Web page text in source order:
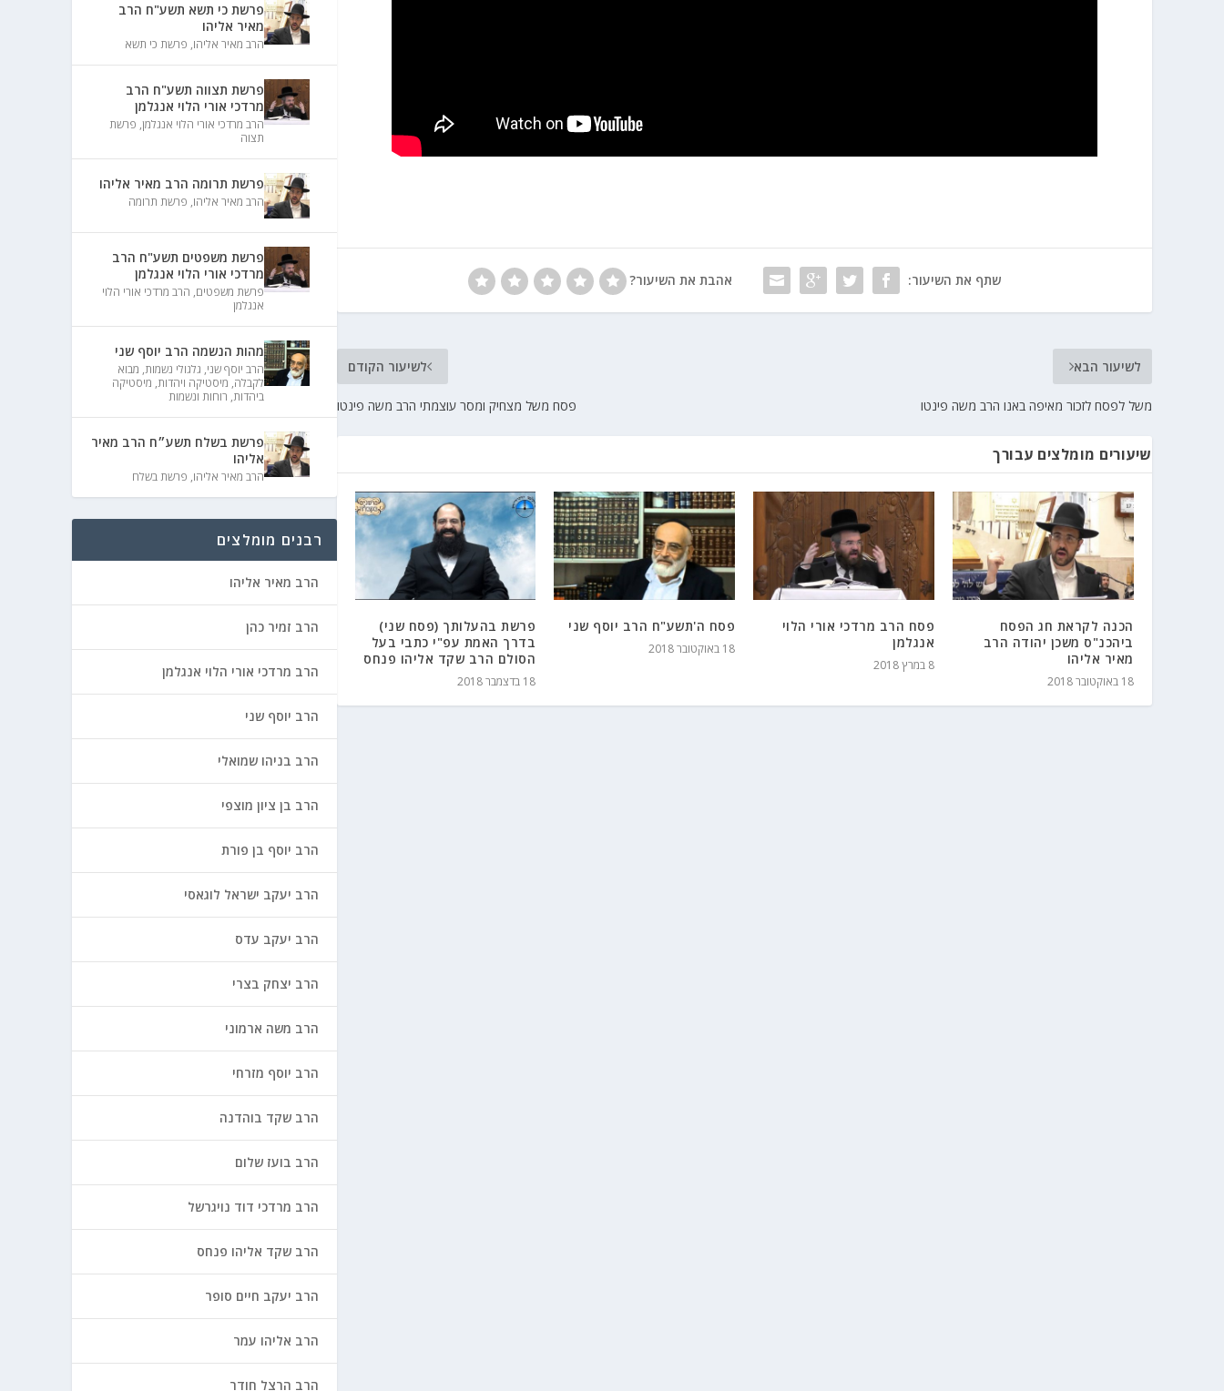
שתף את השיעור: אהבת את השיעור?
לשיעור הקודם
פסח משל מצחיק ומסר עוצמתי הרב משה פינטו
לשיעור הבא
משל לפסח לזכור מאיפה באנו הרב משה פינטו
שיעורים מומלצים עבורך
הכנה לקראת חג הפסח
ביהכנ"ס משכן יהודה הרב
מאיר אליהו
18 באוקטובר 2018
פסח הרב מרדכי אורי הלוי
אנגלמן
8 במרץ 2018
פסח ה'תשע"ח הרב יוסף שני
18 באוקטובר 2018
פרשת בהעלותך (פסח שני)
בדרך האמת עפ"י כתבי בעל
הסולם הרב שקד אליהו פנחס
18 בדצמבר 2018
פרשת כי תשא תשע"ח הרב
מאיר אליהו
הרב מאיר אליהו, פרשת כי תשא
פרשת תצווה תשע"ח הרב
מרדכי אורי הלוי אנגלמן
הרב מרדכי אורי הלוי אנגלמן, פרשת
תצוה
פרשת תרומה הרב מאיר אליהו
הרב מאיר אליהו, פרשת תרומה
פרשת משפטים תשע"ח הרב
מרדכי אורי הלוי אנגלמן
פרשת משפטים, הרב מרדכי אורי הלוי
אנגלמן
מהות הנשמה הרב יוסף שני
הרב יוסף שני, גלגולי נשמות, מבוא
לקבלה, מיסטיקה ויהדות, מיסטיקה
ביהדות, רוחות ונשמות
פרשת בשלח תשע״ח הרב מאיר
אליהו
הרב מאיר אליהו, פרשת בשלח
רבנים מומלצים
הרב מאיר אליהו
הרב זמיר כהן
הרב מרדכי אורי הלוי אנגלמן
הרב יוסף שני
הרב בניהו שמואלי
הרב בן ציון מוצפי
הרב יוסף בן פורת
הרב יעקב ישראל לוגאסי
הרב יעקב עדס
הרב יצחק בצרי
הרב משה ארמוני
הרב יוסף מזרחי
הרב שקד בוהדנה
הרב בועז שלום
הרב מרדכי דוד נויגרשל
הרב שקד אליהו פנחס
הרב יעקב חיים סופר
הרב אליהו עמר
הרב הרצל חודר